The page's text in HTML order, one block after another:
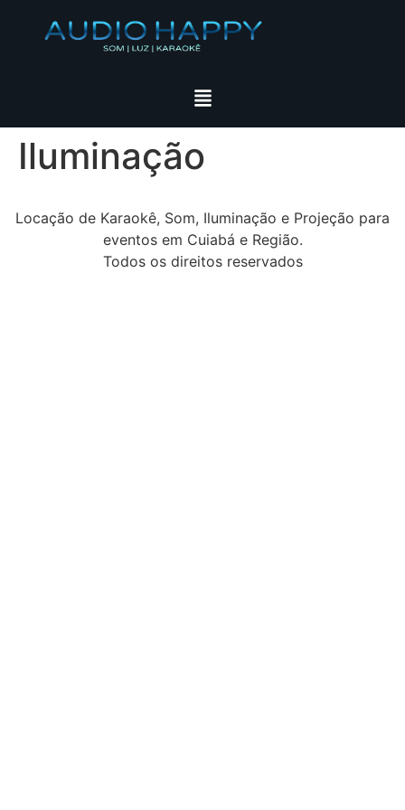
Iluminação
Locação de Karaokê, Som, Iluminação e Projeção para
eventos em Cuiabá e Região.
Todos os direitos reservados